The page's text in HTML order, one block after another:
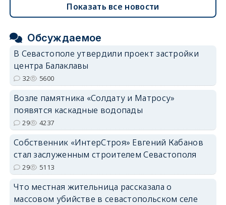
Показать все новости
Обсуждаемое
В Севастополе утвердили проект застройки
центра Балаклавы
32 5600
Возле памятника «Солдату и Матросу»
появятся каскадные водопады
29 4237
Собственник «ИнтерСтроя» Евгений Кабанов
стал заслуженным строителем Севастополя
29 5113
Что местная жительница рассказала о
массовом убийстве в севастопольском селе